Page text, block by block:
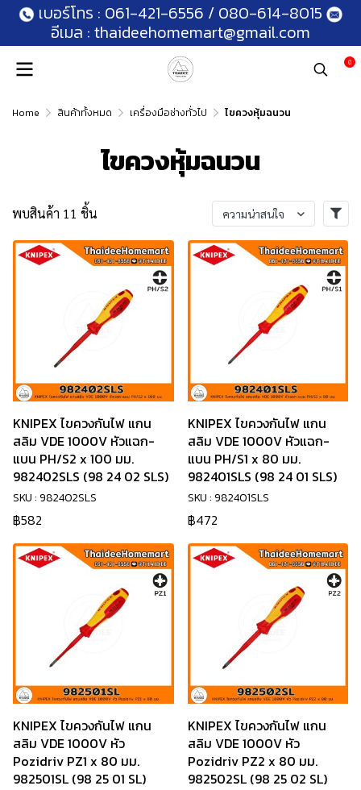
เบอร์โทร : 061-421-6556 / 080-614-8015
อีเมล : thaideehomemart@gmail.com
0
Home สินค้าทั้งหมด เครื่องมือช่างทั่วไป ไขควงหุ้มฉนวน
ไขควงหุ้มฉนวน
พบสินค้า 11 ชิ้น ความน่าสนใจ
KNIPEX ไขควงกันไฟ แกน
สลิม VDE 1000V หัวแฉก-
แบน PH/S2 x 100 มม.
982402SLS (98 24 02 SLS)
SKU : 982402SLS
฿582
KNIPEX ไขควงกันไฟ แกน
สลิม VDE 1000V หัวแฉก-
แบน PH/S1 x 80 มม.
982401SLS (98 24 01 SLS)
SKU : 982401SLS
฿472
KNIPEX ไขควงกันไฟ แกน
สลิม VDE 1000V หัว
Pozidriv PZ1 x 80 มม.
982501SL (98 25 01 SL)
KNIPEX ไขควงกันไฟ แกน
สลิม VDE 1000V หัว
Pozidriv PZ2 x 80 มม.
982502SL (98 25 02 SL)